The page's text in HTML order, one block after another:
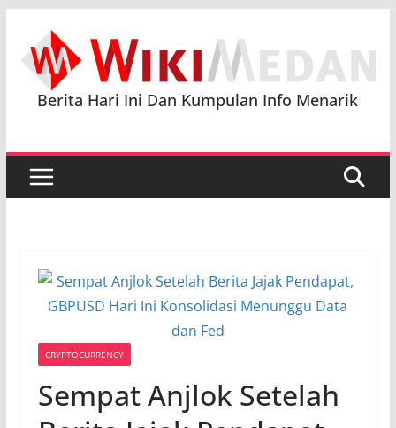
content
Berita Hari Ini Dan Kumpulan Info Menarik
CRYPTOCURRENCY
Sempat Anjlok Setelah